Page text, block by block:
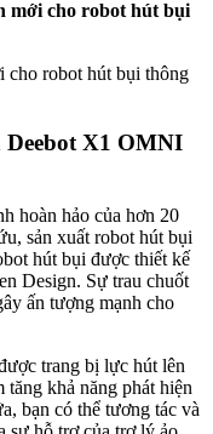
robot hút bụi thông
X1 OMNI
hoàn hảo của hơn 20
sản xuất robot hút bụi
hút bụi được thiết kế
Design. Sự trau chuốt
ấn tượng mạnh cho
trang bị lực hút lên
khả năng phát hiện
bạn có thể tương tác và